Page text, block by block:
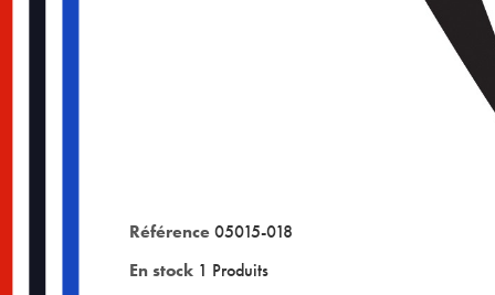
Référence05015-018
En stock 1 Produits